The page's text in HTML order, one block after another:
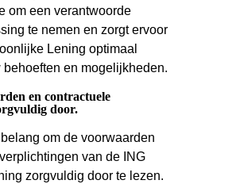
om een verantwoorde
te nemen en zorgt ervoor
Lening optimaal
en mogelijkheden.
en contractuele
door.
om de voorwaarden
van de ING
zorgvuldig door te lezen.